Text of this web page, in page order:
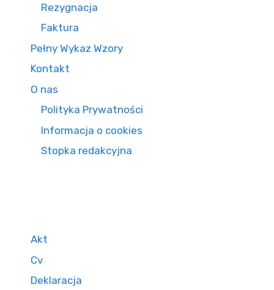
Rezygnacja
Faktura
Pełny Wykaz Wzory
Kontakt
O nas
Polityka Prywatności
Informacja o cookies
Stopka redakcyjna
Akt
Cv
Deklaracja